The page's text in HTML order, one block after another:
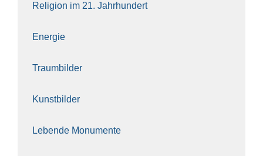
Reli­gi­on im 21. Jahr­hun­dert
Ener­gie
Traum­bil­der
Kunst­bil­der
Leben­de Monu­men­te